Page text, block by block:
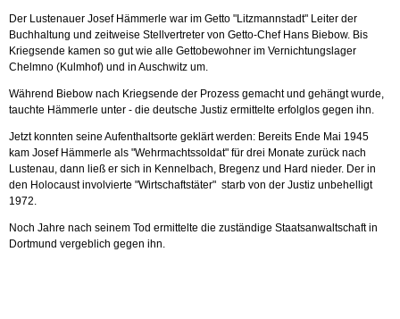
Der Lustenauer Josef Hämmerle war im Getto "Litzmannstadt" Leiter der
Buchhaltung und zeitweise Stellvertreter von Getto-Chef Hans Biebow. Bis
Kriegsende kamen so gut wie alle Gettobewohner im Vernichtungslager
Chelmno (Kulmhof) und in Auschwitz um.
Während Biebow nach Kriegsende der Prozess gemacht und gehängt wurde,
tauchte Hämmerle unter - die deutsche Justiz ermittelte erfolglos gegen ihn.
Jetzt konnten seine Aufenthaltsorte geklärt werden: Bereits Ende Mai 1945
kam Josef Hämmerle als "Wehrmachtssoldat" für drei Monate zurück nach
Lustenau, dann ließ er sich in Kennelbach, Bregenz und Hard nieder. Der in
den Holocaust involvierte "Wirtschaftstäter" starb von der Justiz unbehelligt
1972.
Noch Jahre nach seinem Tod ermittelte die zuständige Staatsanwaltschaft in
Dortmund vergeblich gegen ihn.